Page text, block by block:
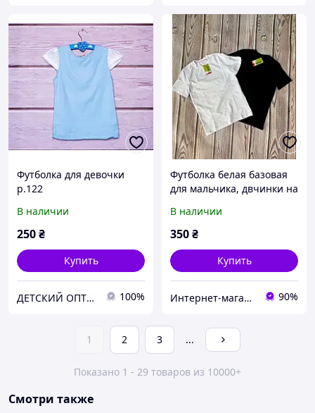
Футболка для девочки
р.122
В наличии
250₴
Купить
ДЕТСКИЙ ОПТОВО-РОЗНИЧНЫЙ ИНТЕРНЕТ-МАГАЗИН "TUTU" 100%
Футболка белая базовая
для мальчика, двчинки на
98,104,110,116,122,128 см
В наличии
350₴
Купить
Интернет-магазин "Лимпопо"- для детей и подростков 90%
1 2 3 ...
Показано 1 - 29 товаров из 10000+
Смотри также